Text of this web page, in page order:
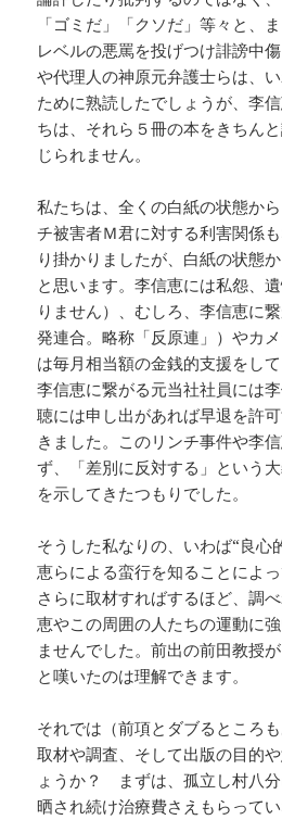
「ゴミだ」「クソだ」等々と、
レベルの悪罵を投げつけ誹謗中
や代理人の神原元弁護士らは、
ために熟読したでしょうが、李
ちは、それら５冊の本をきちん
じられません。
私たちは、全くの白紙の状態か
チ被害者Ｍ君に対する利害関係
り掛かりましたが、白紙の状態
と思います。李信恵には私怨、
りません）、むしろ、李信恵に
発連合。略称「反原連」）やカ
は毎月相当額の金銭的支援をし
李信恵に繋がる元当社社員には
聴には申し出があれば早退を許
きました。このリンチ事件や李
ず、「差別に反対する」という
を示してきたつもりでした。
そうした私なりの、いわば“良心
恵らによる蛮行を知ることによ
さらに取材すればするほど、調
恵やこの周囲の人たちの運動に
ませんでした。前出の前田教授
と嘆いたのは理解できます。
それでは（前項とダブるところ
取材や調査、そして出版の目的
ょうか？ まずは、孤立し村八
晒され続け治療費さえもらって